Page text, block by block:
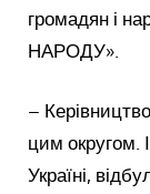
громадян і
НАРОДУ».
–
цим округом.
Україні,